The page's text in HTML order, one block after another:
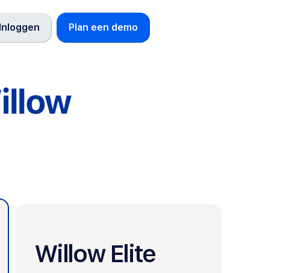
Inloggen Plan een demo
Willow Elite